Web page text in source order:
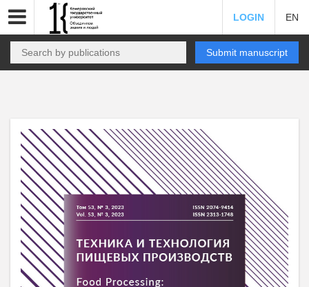
LOGIN EN
Submit manuscript